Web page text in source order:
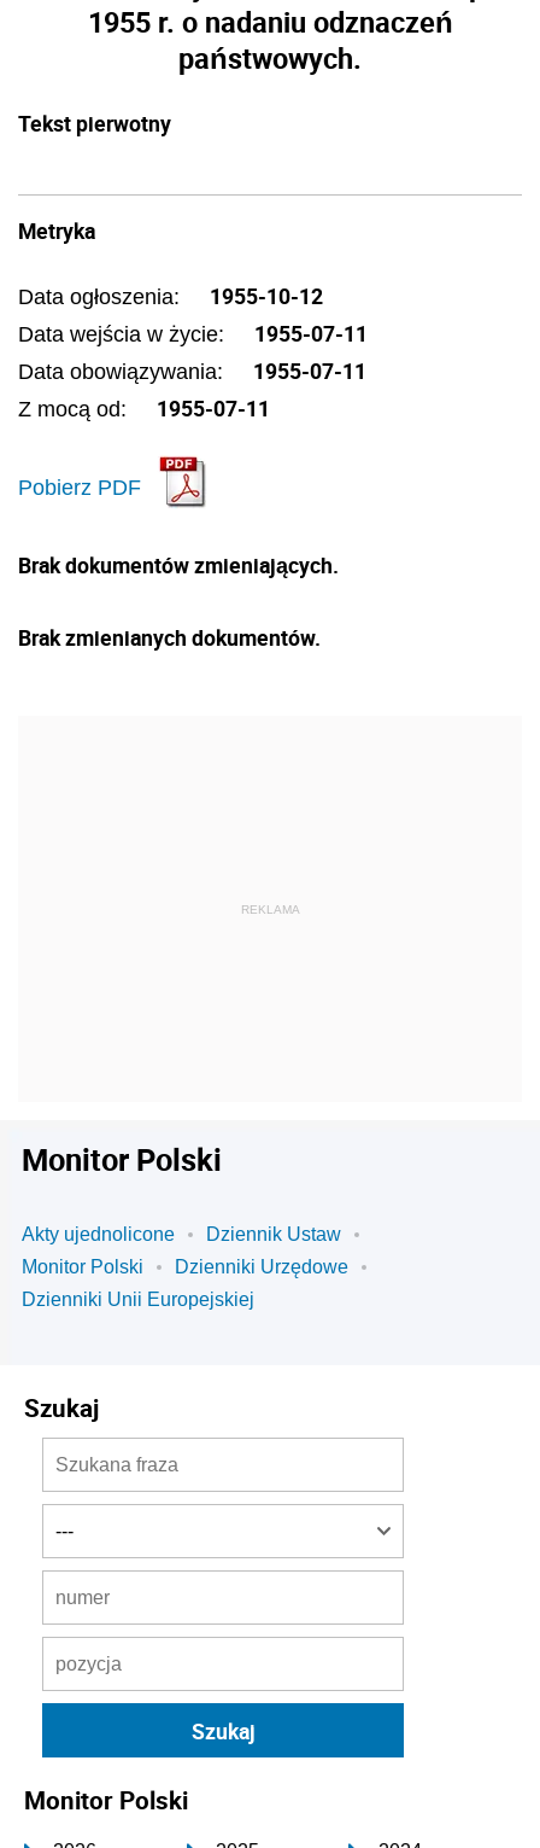
1955 r. o nadaniu odznaczeń
państwowych.
Tekst pierwotny
Metryka
Data ogłoszenia: 1955-10-12
Data wejścia w życie: 1955-07-11
Data obowiązywania: 1955-07-11
Z mocą od: 1955-07-11
Pobierz PDF
Brak dokumentów zmieniających.
Brak zmienianych dokumentów.
Monitor Polski
Akty ujednolicone
Dziennik Ustaw
Monitor Polski
Dzienniki Urzędowe
Dzienniki Unii Europejskiej
Szukaj
Monitor Polski